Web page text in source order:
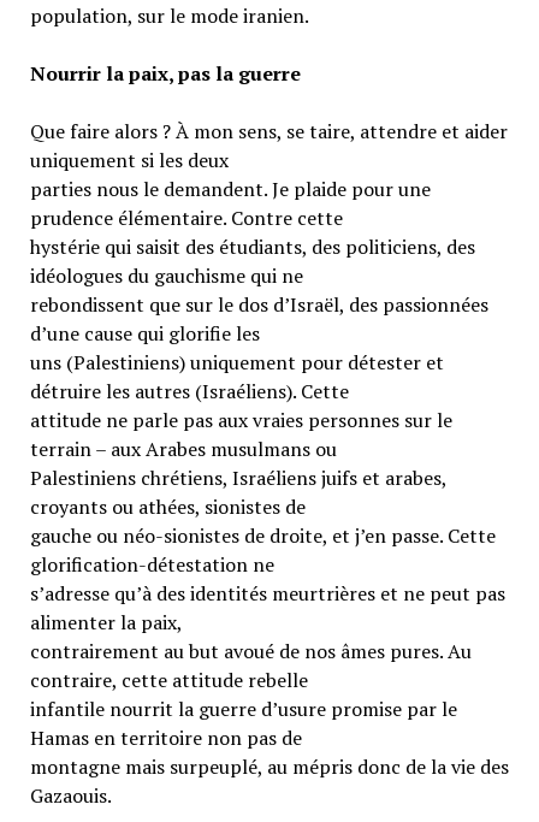
population, sur le mode iranien.
Nourrir la paix, pas la guerre
Que faire alors ? À mon sens, se taire, attendre et aider
uniquement si les deux
parties nous le demandent. Je plaide pour une
prudence élémentaire. Contre cette
hystérie qui saisit des étudiants, des politiciens, des
idéologues du gauchisme qui ne
rebondissent que sur le dos d’Israël, des passionnées
d’une cause qui glorifie les
uns (Palestiniens) uniquement pour détester et
détruire les autres (Israéliens). Cette
attitude ne parle pas aux vraies personnes sur le
terrain – aux Arabes musulmans ou
Palestiniens chrétiens, Israéliens juifs et arabes,
croyants ou athées, sionistes de
gauche ou néo-sionistes de droite, et j’en passe. Cette
glorification-détestation ne
s’adresse qu’à des identités meurtrières et ne peut pas
alimenter la paix,
contrairement au but avoué de nos âmes pures. Au
contraire, cette attitude rebelle
infantile nourrit la guerre d’usure promise par le
Hamas en territoire non pas de
montagne mais surpeuplé, au mépris donc de la vie des
Gazaouis.